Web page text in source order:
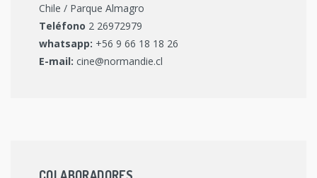
Chile / Parque Almagro
Teléfono 2 26972979
whatsapp: +56 9 66 18 18 26
E-mail: cine@normandie.cl